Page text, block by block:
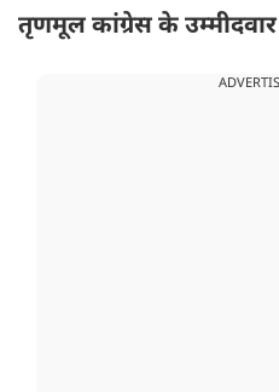
तृणमूल कांग्रेस के